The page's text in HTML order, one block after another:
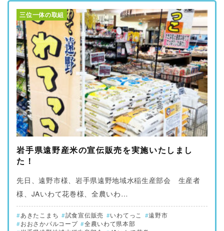
三位一体の取組
岩手県遠野産米の宣伝販売を実施いたしまし
た！
先日、遠野市様、岩手県遠野地域水稲生産部会 生産者
様、JAいわて花巻様、全農いわ…
あきたこまち 試食宣伝販売 いわてっこ
遠野市
おおさかパルコープ
全農いわて県本部